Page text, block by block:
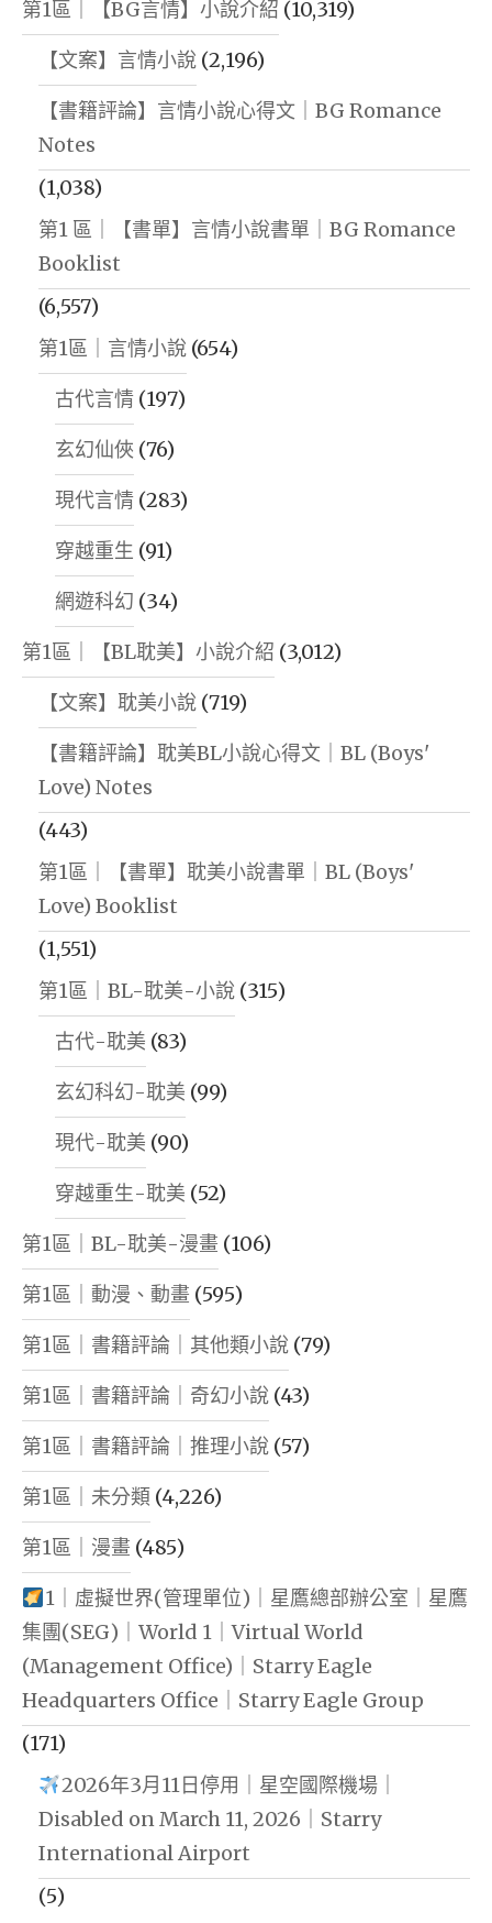
第1區｜【BG言情】小說介紹 (10,319)
【文案】言情小說 (2,196)
【書籍評論】言情小說心得文｜BG Romance
Notes
(1,038)
第1 區｜【書單】言情小說書單｜BG Romance
Booklist
(6,557)
第1區｜言情小說 (654)
古代言情 (197)
玄幻仙俠 (76)
現代言情 (283)
穿越重生 (91)
網遊科幻 (34)
第1區｜【BL耽美】小說介紹 (3,012)
【文案】耽美小說 (719)
【書籍評論】耽美BL小說心得文｜BL (Boys'
Love) Notes
(443)
第1區｜【書單】耽美小說書單｜BL (Boys'
Love) Booklist
(1,551)
第1區｜BL-耽美-小說 (315)
古代-耽美 (83)
玄幻科幻-耽美 (99)
現代-耽美 (90)
穿越重生-耽美 (52)
第1區｜BL-耽美-漫畫 (106)
第1區｜動漫、動畫 (595)
第1區｜書籍評論｜其他類小說 (79)
第1區｜書籍評論｜奇幻小說 (43)
第1區｜書籍評論｜推理小說 (57)
第1區｜未分類 (4,226)
第1區｜漫畫 (485)
1｜虛擬世界(管理單位)｜星鷹總部辦公室｜星鷹
集團(SEG)｜World 1｜Virtual World
(Management Office)｜Starry Eagle
Headquarters Office｜Starry Eagle Group
(171)
2026年3月11日停用｜星空國際機場｜
Disabled on March 11, 2026｜Starry
International Airport
(5)